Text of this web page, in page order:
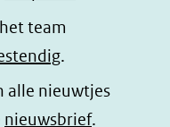
team
.
alle nieuwtjes
nieuwsbrief.